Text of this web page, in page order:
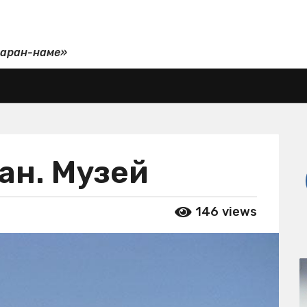
наме»
Музей
146 views